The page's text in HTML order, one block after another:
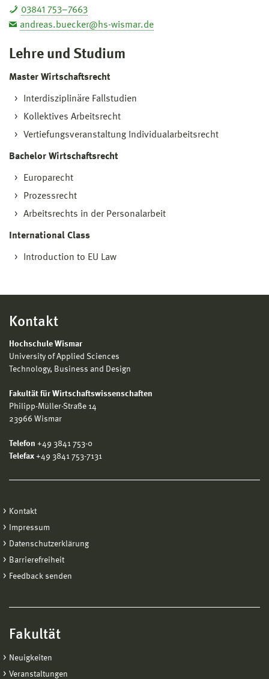
03841 753–7663
andreas.buecker@hs-wismar.de
Lehre und Studium
Master Wirtschaftsrecht
Interdisziplinäre Fallstudien
Kollektives Arbeitsrecht
Vertiefungsveranstaltung Individualarbeitsrecht
Bachelor Wirtschaftsrecht
Europarecht
Prozessrecht
Arbeitsrechts in der Personalarbeit
International Class
Introduction to EU Law
Kontakt
Hochschule Wismar
University of Applied Sciences
Technology, Business and Design
Fakultät für Wirtschaftswissenschaften
Philipp-Müller-Straße 14
23966 Wismar
Telefon +49 3841 753-0
Telefax +49 3841 753-7131
Kontakt
Impressum
Datenschutzerklärung
Barrierefreiheit
Feedback senden
Fakultät
Neuigkeiten
Veranstaltungen